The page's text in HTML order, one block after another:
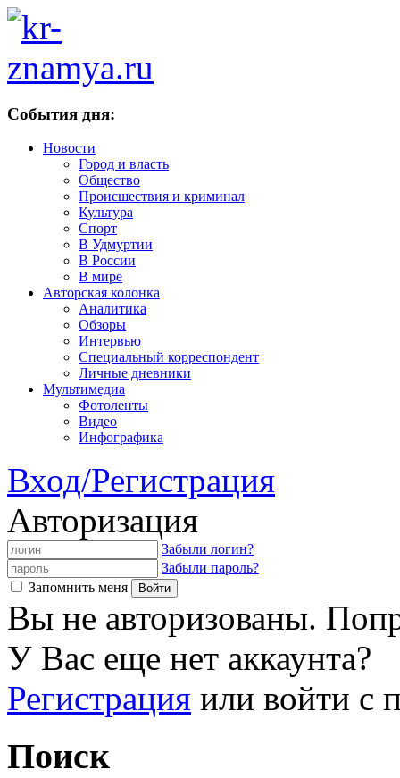
События дня:
Новости
Город и власть
Общество
Происшествия и криминал
Культура
Спорт
В Удмуртии
В России
В мире
Авторская колонка
Аналитика
Обзоры
Интервью
Специальный корреспондент
Личные дневники
Мультимедиа
Фотоленты
Видео
Инфографика
Вход/Регистрация
Авторизация
Забыли логин?
Забыли пароль?
Запомнить меня
Вы не авторизованы.
У Вас еще нет аккаунта?
Регистрация или войти с
Поиск